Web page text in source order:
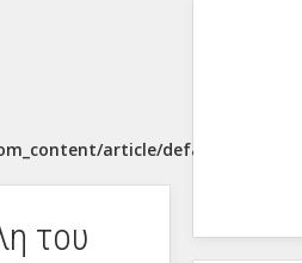
article/default.php
του